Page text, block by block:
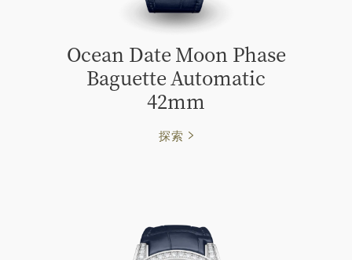
Ocean Date Moon Phase
Baguette Automatic
42mm
探索